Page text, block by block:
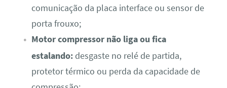
comunicação da placa interface ou sensor de
porta frouxo;
Motor compressor não liga ou fica
estalando:desgaste no relé de partida,
protetor térmico ou perda da capacidade de